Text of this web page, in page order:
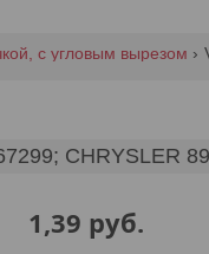
с угловым вырезом
CHRYSLER
1,39 руб.